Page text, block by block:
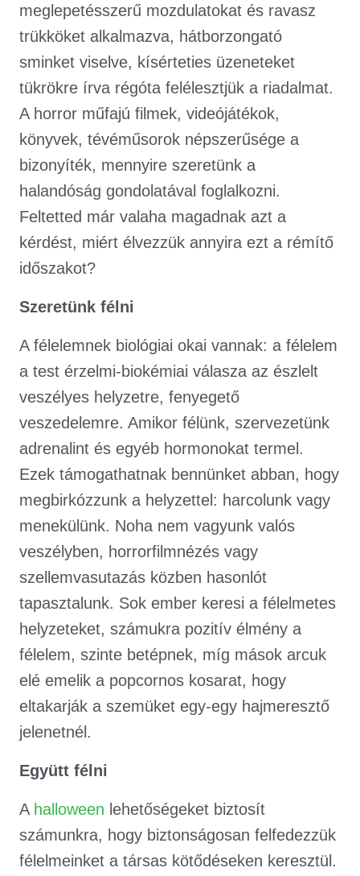
meglepetésszerű mozdulatokat és ravasz
trükköket alkalmazva, hátborzongató
sminket viselve, kísérteties üzeneteket
tükrökre írva régóta felélesztjük a riadalmat.
A horror műfajú filmek, videójátékok,
könyvek, tévéműsorok népszerűsége a
bizonyíték, mennyire szeretünk a
halandóság gondolatával foglalkozni.
Feltetted már valaha magadnak azt a
kérdést, miért élvezzük annyira ezt a rémítő
időszakot?
Szeretünk fé lni
A félelemnek biológiai okai vannak: a félelem
a test érzelmi-biokémiai válasza az észlelt
veszélyes helyzetre, fenyegető
veszedelemre. Amikor félünk, szervezetünk
adrenalint és egyéb hormonokat termel.
Ezek támogathatnak bennünket abban, hogy
megbirkózzunk a helyzettel: harcolunk vagy
menekülünk. Noha nem vagyunk valós
veszélyben, horrorfilmnézés vagy
szellemvasutazás közben hasonlót
tapasztalunk. Sok ember keresi a félelmetes
helyzeteket, számukra pozitív élmény a
félelem, szinte betépnek, míg mások arcuk
elé emelik a popcornos kosarat, hogy
eltakarják a szemüket egy-egy hajmeresztő
jelenetnél.
Együtt fé lni
A halloween lehetőségeket biztosít
számunkra, hogy biztonságosan felfedezzük
félelmeinket a társas kötődéseken keresztül.